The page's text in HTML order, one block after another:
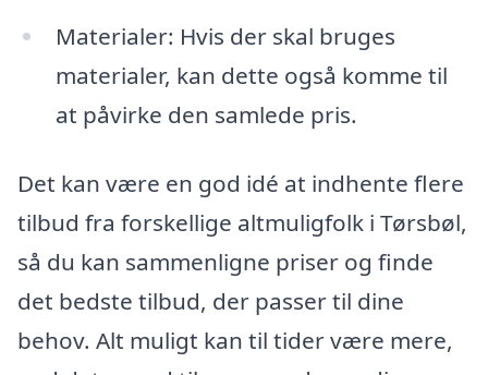
Materialer: Hvis der skal bruges
materialer, kan dette også komme til
at påvirke den samlede pris.
Det kan være en god idé at indhente flere
tilbud fra forskellige altmuligfolk i Tørsbøl,
så du kan sammenligne priser og finde
det bedste tilbud, der passer til dine
behov. Alt muligt kan til tider være mere,